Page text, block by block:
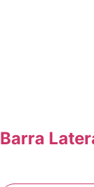
Barra